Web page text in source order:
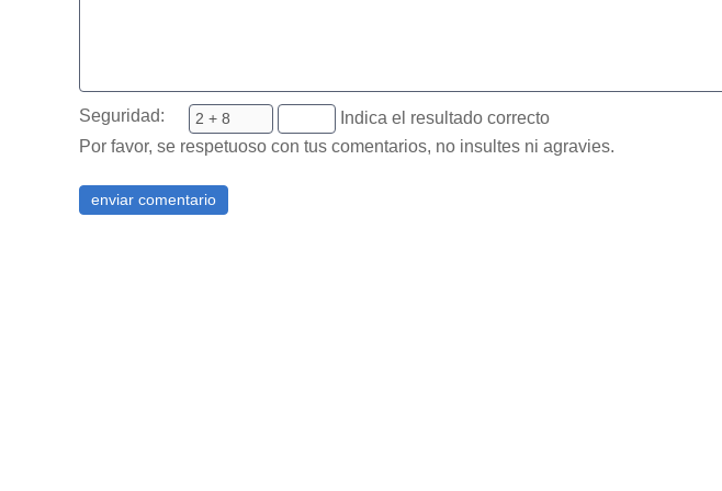
Seguridad:
Indica el resultado correcto
Por favor, se respetuoso con tus comentarios, no insultes ni agravies.